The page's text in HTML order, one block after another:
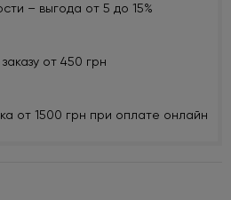
– выгода от 5 до 15%
от 450 грн
от 1500 грн при оплате онлайн